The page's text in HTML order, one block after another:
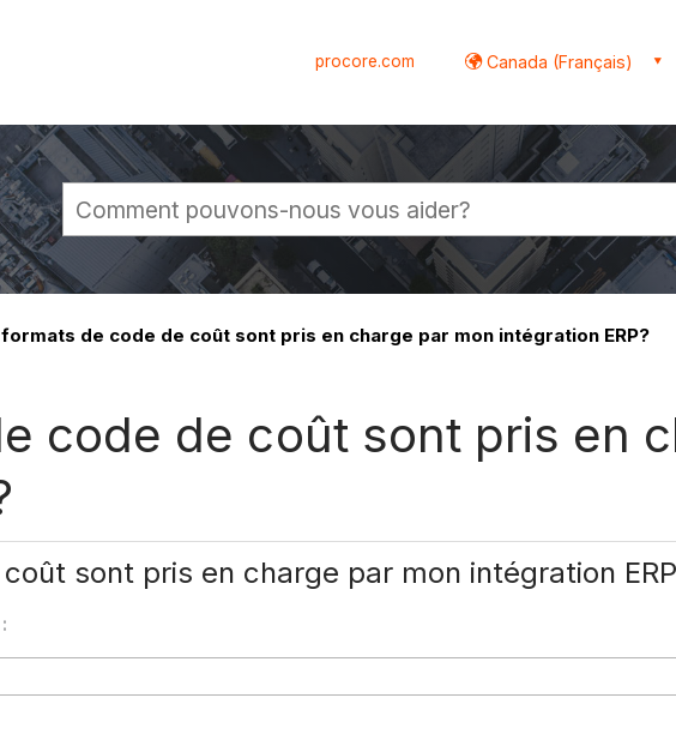
procore.com Canada (Français)
globale
de code de coût sont pris en charge par mon intégration ERP?
code de coût sont pris en
sont pris en charge par mon intégration